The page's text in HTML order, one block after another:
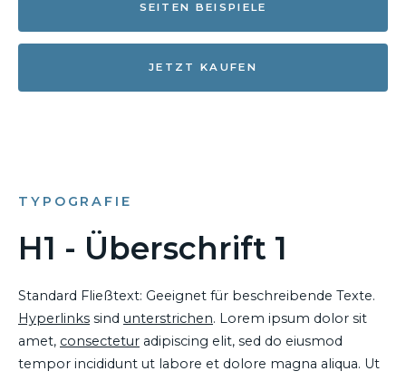
SEITEN BEISPIELE
JETZT KAUFEN
TYPOGRAFIE
H1 - Überschrift 1
Standard Fließtext: Geeignet für beschreibende Texte.
Hyperlinks sind unterstrichen. Lorem ipsum dolor sit
amet, consectetur adipiscing elit, sed do eiusmod
tempor incididunt ut labore et dolore magna aliqua. Ut